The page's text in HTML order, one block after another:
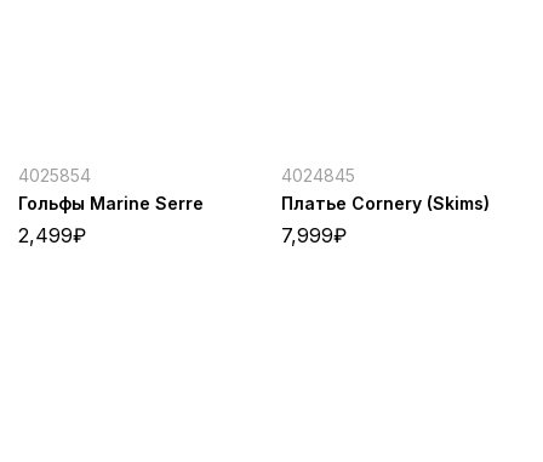
4025854
Гольфы Marine Serre
2,499₽
4024845
Платье Cornery (Skims)
7,999₽